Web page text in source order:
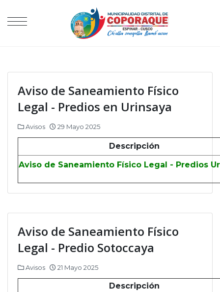
Aviso de Saneamiento Físico
Legal - Predios en Urinsaya
Avisos 29 Mayo 2025
Descripción
Aviso de Saneamiento Físico Legal - Predios
Aviso de Saneamiento Físico
Legal - Predio Sotoccaya
Avisos 21 Mayo 2025
Descripción